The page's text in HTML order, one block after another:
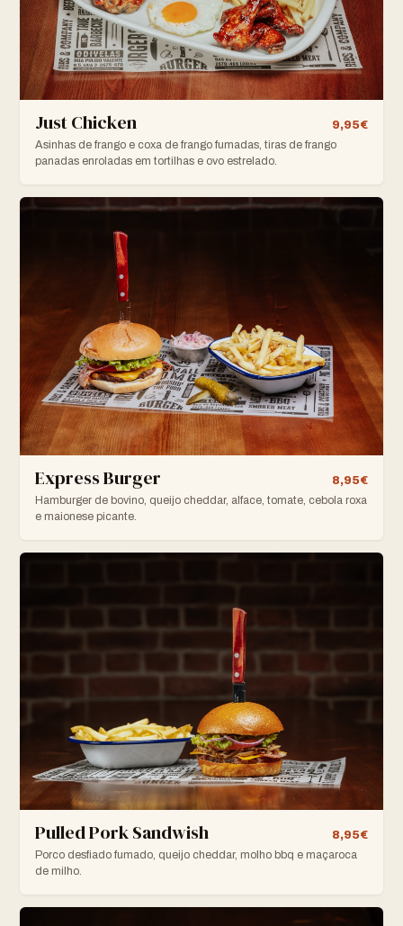
Just Chicken
9,95€
Asinhas de frango e coxa de frango fumadas, tiras de frango
panadas enroladas em tortilhas e ovo estrelado.
Express Burger
8,95€
Hamburger de bovino, queijo cheddar, alface, tomate, cebola roxa
e maionese picante.
Pulled Pork Sandwish
8,95€
Porco desfiado fumado, queijo cheddar, molho bbq e maçaroca
de milho.